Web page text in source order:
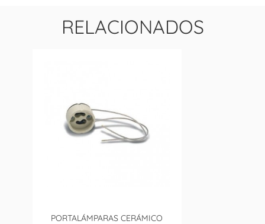
RELACIONADOS
PORTALÁMPARAS CERÁMICO